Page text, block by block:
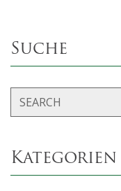
Suche
Kategorien